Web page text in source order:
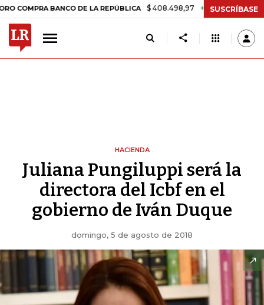
BANCO DE LA REPÚBLICA $ 408.498,97 +$ 8.753,81 +2,19%
SUSCRÍBASE
HACIENDA
Juliana Pungiluppi será la
directora del Icbf en el
gobierno de Iván Duque
domingo, 5 de agosto de 2018